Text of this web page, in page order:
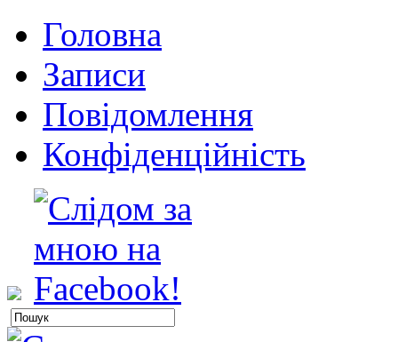
Головна
Записи
Повідомлення
Конфіденційність